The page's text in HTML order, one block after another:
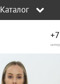
Каталог